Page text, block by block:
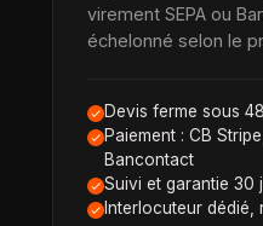
virement SEPA ou
échelonné selon le
Devis ferme sous
Paiement : CB
Bancontact
Suivi et garantie 30
Interlocuteur dédié,